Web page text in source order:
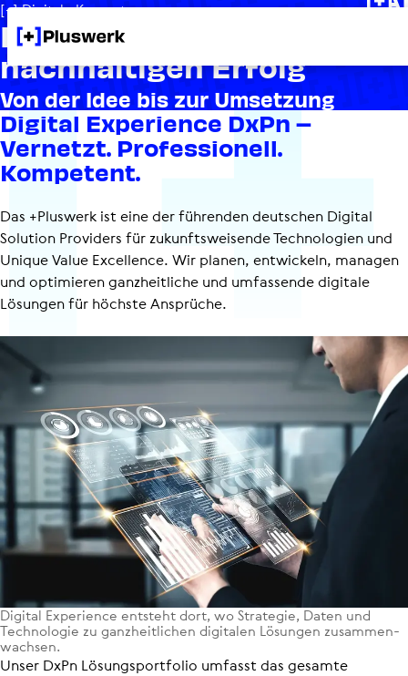
[+] Digitale Kompetenz
Digitale Kompe­tenzen für
nach­hal­tigen Erfolg
Von der Idee bis zur Umsetzung
Digital Expe­ri­ence DxPn –
Vernetzt. Profes­sio­nell.
Kompetent.
Das +Pluswerk ist eine der führenden deutschen Digital
Solution Providers für zukunfts­wei­sende Technologien und
Unique Value Excellence. Wir planen, entwickeln, managen
und optimieren ganzheitliche und umfassende digitale
Lösungen für höchste Ansprüche.
Unser DxPn Lösungs­port­folio umfasst das gesamte
Digital Expe­ri­ence entsteht dort, wo Strategie, Daten und
Tech­no­lo­gie zu ganz­heit­li­chen digitalen Lösungen zusam­men­
wach­sen.